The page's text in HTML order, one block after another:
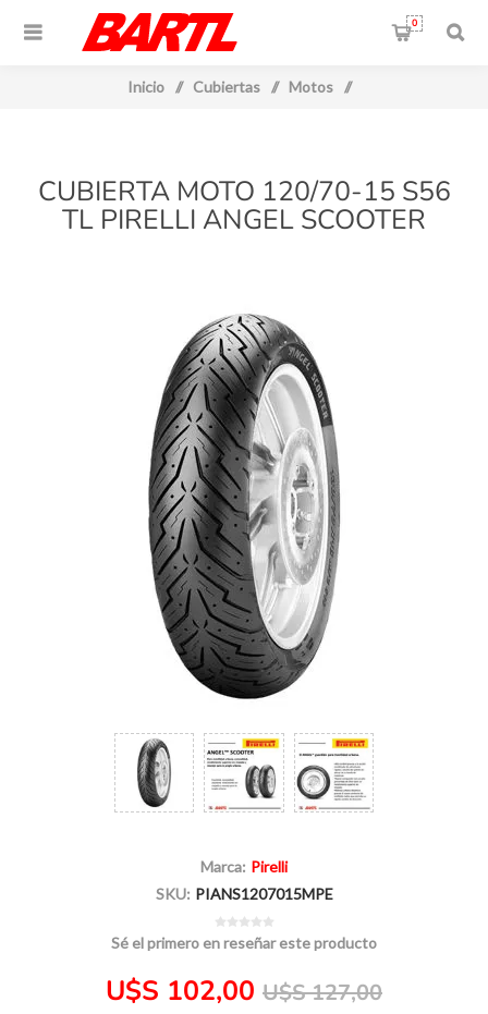
0
Inicio / Cubiertas / Motos /
CUBIERTA MOTO 120/70-15 S56
TL PIRELLI ANGEL SCOOTER
Marca: Pirelli
SKU: PIANS1207015MPE
Sé el primero en reseñar este producto
U$S 102,00 U$S 127,00